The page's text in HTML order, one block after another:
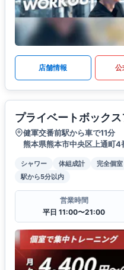
店舗情報 公
プライベートボック
健軍交番前駅から車で11分
熊本県熊本市中央区上通町4
シャワー 体組成計 完全個室
駅から5分以内
営業時間
平日 11:00〜21:00